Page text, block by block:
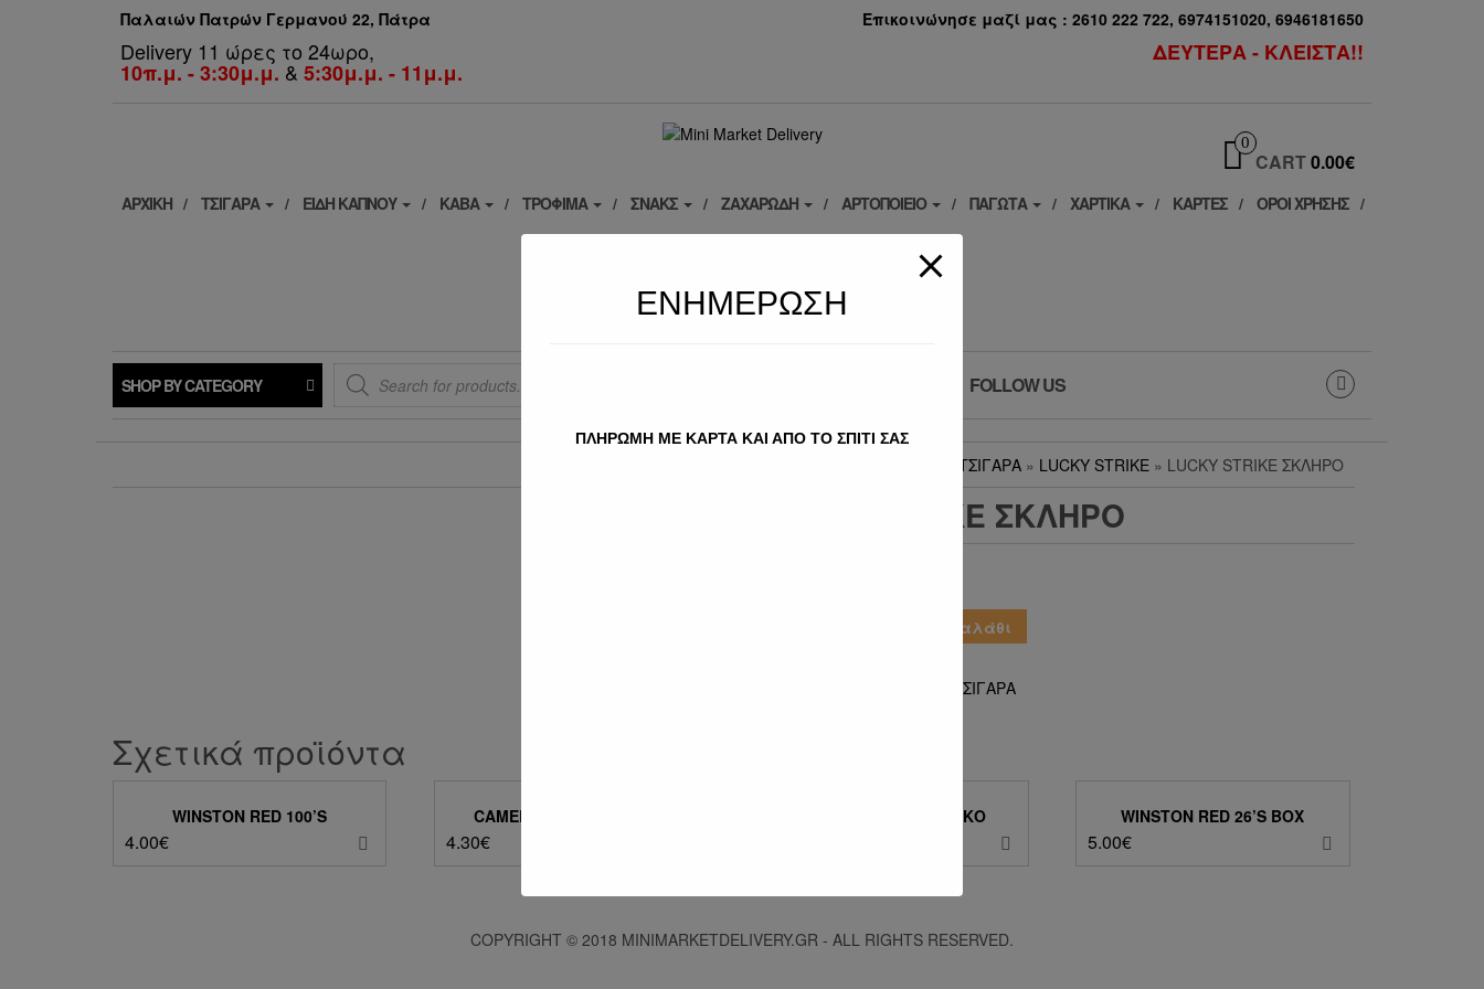
Παλαιών Πατρών Γερμανού 22, Πάτρα
Delivery 11 ώρες το 24ωρο,
10π.μ. - 3:30μ.μ. & 5:30μ.μ. - 11μ.μ.
Επικοινώνησε μαζί μας : 2610 222 722, 6974151020, 6946181650
ΔΕΥΤΕΡΑ - ΚΛΕΙΣΤΑ!!
0
CART0.00€
ΑΡΧΙΚΗ ΤΣΙΓΑΡΑ ΕΙΔΗ ΚΑΠΝΟΥ ΚΑΒΑ ΤΡΌΦΙΜΑ ΣΝΑΚΣ ΖΑΧΑΡΏΔΗ ΑΡΤΟΠΟΙΕΊΟ ΠΑΓΩΤΑ ΧΑΡΤΙΚΆ ΚΆΡΤΕΣ ΟΡΟΙ ΧΡΗΣΗΣ
minimarketpapanikolaou@gmail.com
SHOP BY CATEGORY
Products
search
FOLLOW US
ΤΣΙΓΑΡΑ » LUCKY STRIKE » LUCKY STRIKE ΣΚΛΗΡΌ
LUCKY STRIKE ΣΚΛΗΡΌ
Προσθήκη στο καλάθι
ΤΣΙΓΑΡΑ
Σχετικά προϊόντα
WINSTON RED 100’S
4.00€
CAMEL ΦΊΛΤΡΟ ΜΑΛΑΚΌ
4.30€
LUCKY STRIKE ΜΑΛΑΚΌ WINSTON RED 26’S BOX
5.00€
COPYRIGHT © 2018 MINIMARKETDELIVERY.GR - ALL RIGHTS RESERVED.
ΕΝΗΜΕΡΩΣΗ
ΠΛΗΡΩΜΗ ΜΕ ΚΑΡΤΑ ΚΑΙ ΑΠΟ ΤΟ ΣΠΙΤΙ ΣΑΣ